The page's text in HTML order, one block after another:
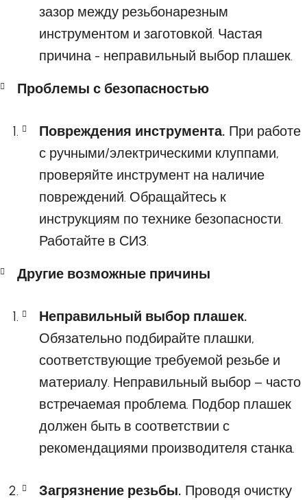
зазор между резьбонарезным
инструментом и заготовкой. Частая
причина - неправильный выбор плашек.
Проблемы с безопасностью
Повреждения инструмента. При работе
с ручными/электрическими клуппами,
проверяйте инструмент на наличие
повреждений. Обращайтесь к
инструкциям по технике безопасности.
Работайте в СИЗ.
Другие возможные причины
Неправильный выбор плашек.
Обязательно подбирайте плашки,
соответствующие требуемой резьбе и
материалу. Неправильный выбор – часто
встречаемая проблема. Подбор плашек
должен быть в соответствии с
рекомендациями производителя станка.
Загрязнение резьбы. Проводя очистку